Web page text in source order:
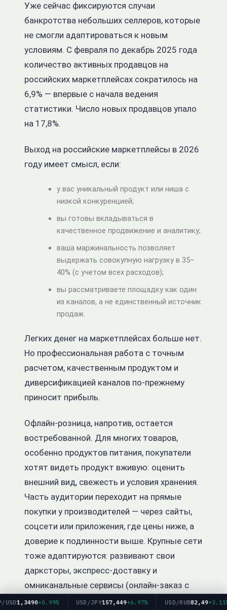
Уже сейчас фиксируются случаи
банкротства небольших селлеров, которые
не смогли адаптироваться к новым
условиям. С февраля по декабрь 2025 года
количество активных продавцов на
российских маркетплейсах сократилось на
6,9% — впервые с начала ведения
статистики. Число новых продавцов упало
на 17,8%.
Выход на российские маркетплейсы в 2026
году имеет смысл, если:
у вас уникальный продукт или ниша с
низкой конкуренцией;
вы готовы вкладываться в
качественное продвижение и аналитику;
ваша маржинальность позволяет
выдержать совокупную нагрузку в 35–
40% (с учетом всех расходов);
вы рассматриваете площадку как один
из каналов, а не единственный источник
продаж.
Легких денег на маркетплейсах больше нет.
Но профессиональная работа с точным
расчетом, качественным продуктом и
диверсификацией каналов по-прежнему
приносит прибыль.
Офлайн-розница, напротив, остается
востребованной. Для многих товаров,
особенно продуктов питания, покупатели
хотят видеть продукт вживую: оценить
внешний вид, свежесть и условия хранения.
Часть аудитории переходит на прямые
покупки у производителей — через сайты,
соцсети или приложения, где цены ниже, а
доверие к подлинности выше. Крупные сети
тоже адаптируются: развивают свои
дарксторы, экспресс-доставку и
омниканальные сервисы (онлайн-заказ с
самовывозом или возвратом в магазине).
1,3490+0.99% USD/JPY157,449+6.97% USD/RUB82,49+3.11%